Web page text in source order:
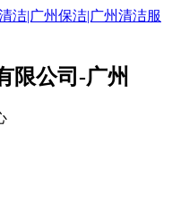
限公司-广州